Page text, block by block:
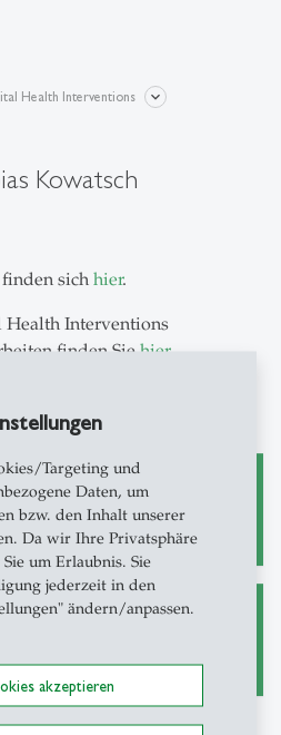
Targeting und
Daten, um
bzw. den Inhalt unserer
Da wir Ihre Privatsphäre
um Erlaubnis. Sie
jederzeit in den
ändern/anpassen.
akzeptieren
Health Interventions
Kowatsch
sich hier.
Interventions
finden Sie hier.